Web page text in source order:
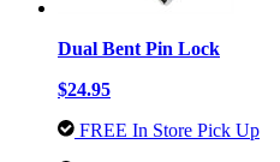
Dual Bent Pin Lock
$24.95
FREE In Store Pick Up